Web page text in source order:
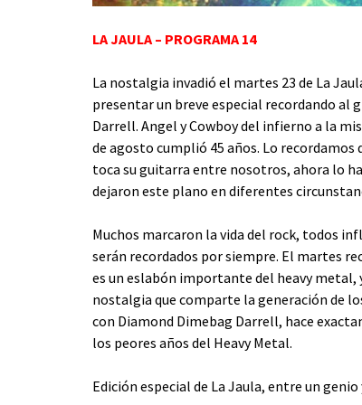
LA JAULA – PROGRAMA 14
La nostalgia invadió el martes 23 de La
presentar un breve especial recordando al
Darrell. Angel y Cowboy del infierno a la
de agosto cumplió 45 años. Lo recordamos
toca su guitarra entre nosotros, ahora lo
dejaron este plano en diferentes
Muchos marcaron la vida del rock, todos
serán recordados por siempre. El martes
es un eslabón importante del heavy metal,
nostalgia que comparte la generación de
con Diamond Dimebag Darrell, hace
los peores años del Heavy Metal.
Edición especial de La Jaula, entre un